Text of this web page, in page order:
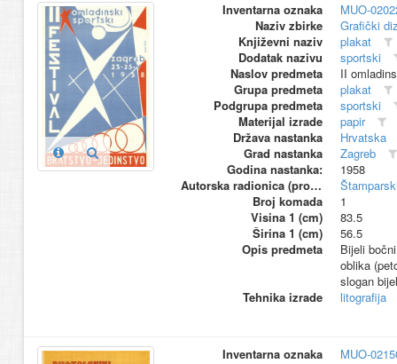
Inventarna oznaka
MUO-
Naziv zbirke
Grafički
Književni naziv
plakat
Dodatak nazivu
sportski
Naslov predmeta
II
Grupa predmeta
plakat
Podgrupa predmeta
sportski
Materijal izrade
papir
Država nastanka
Hrvatska
Grad nastanka
Zagreb
Godina nastanka:
1958
Autorska radionica (proizvođač)
Broj komada
1
Visina 1 (cm)
83.5
Širina 1 (cm)
56.5
Opis predmeta
Bijeli
oblika
slogan
Tehnika izrade
litografija
Inventarna oznaka
MUO-